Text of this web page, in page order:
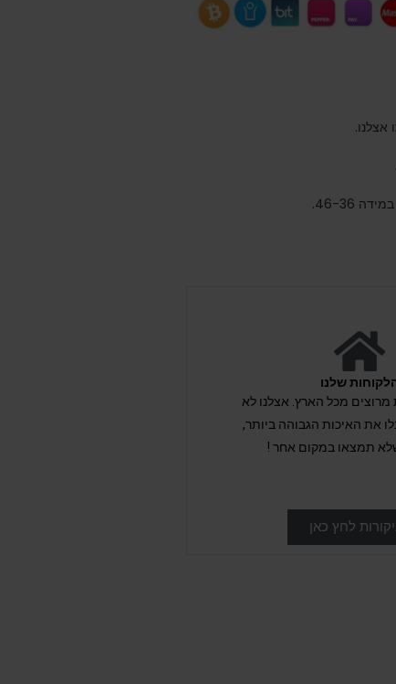
46-36.
שלנו
מרוצים מכל הארץ. אצלנו לא
את האיכות הגבוהה ביותר,
תמצאו במקום אחר !
לחץ כאן